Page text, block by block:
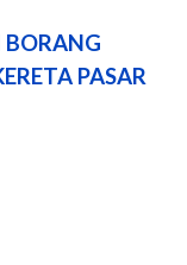
PASAR